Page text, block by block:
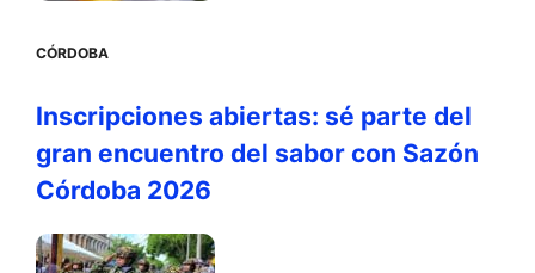
CÓRDOBA
Inscripciones abiertas: sé parte del
gran encuentro del sabor con Sazón
Córdoba 2026